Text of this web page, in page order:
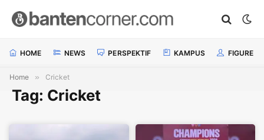
HOME NEWS PERSPEKTIF KAMPUS FIGURE
Home » Cricket
Tag: Cricket